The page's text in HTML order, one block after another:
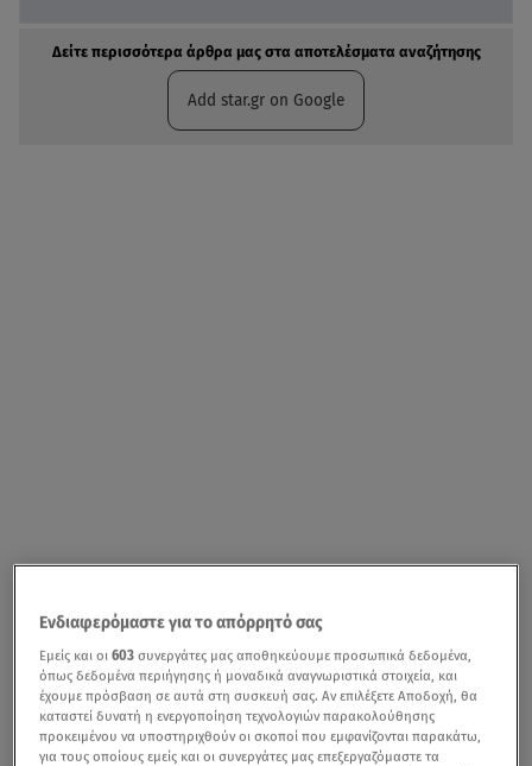
Δείτε περισσότερα άρθρα μας στα αποτελέσματα αναζήτησης
Add star.gr on Google
Ενδιαφερόμαστε για το απόρρητό σας
Εμείς και οι603 συνεργάτες μας αποθηκεύουμε προσωπικά δεδομένα,
όπως δεδομένα περιήγησης ή μοναδικά αναγνωριστικά στοιχεία, και
έχουμε πρόσβαση σε αυτά στη συσκευή σας. Αν επιλέξετε Αποδοχή, θα
καταστεί δυνατή η ενεργοποίηση τεχνολογιών παρακολούθησης
προκειμένου να υποστηριχθούν οι σκοποί που εμφανίζονται παρακάτω,
για τους οποίους εμείς και οι συνεργάτες μας επεξεργαζόμαστε τα